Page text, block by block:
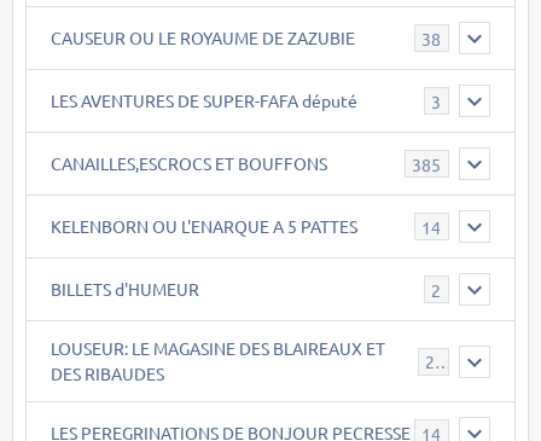
CAUSEUR OU LE ROYAUME DE ZAZUBIE 38
LES AVENTURES DE SUPER-FAFA député 3
CANAILLES,ESCROCS ET BOUFFONS 385
KELENBORN OU L'ENARQUE A 5 PATTES 14
BILLETS d'HUMEUR 2
LOUSEUR: LE MAGASINE DES BLAIREAUX ET
DES RIBAUDES
21
LES PEREGRINATIONS DE BONJOUR PECRESSE 14